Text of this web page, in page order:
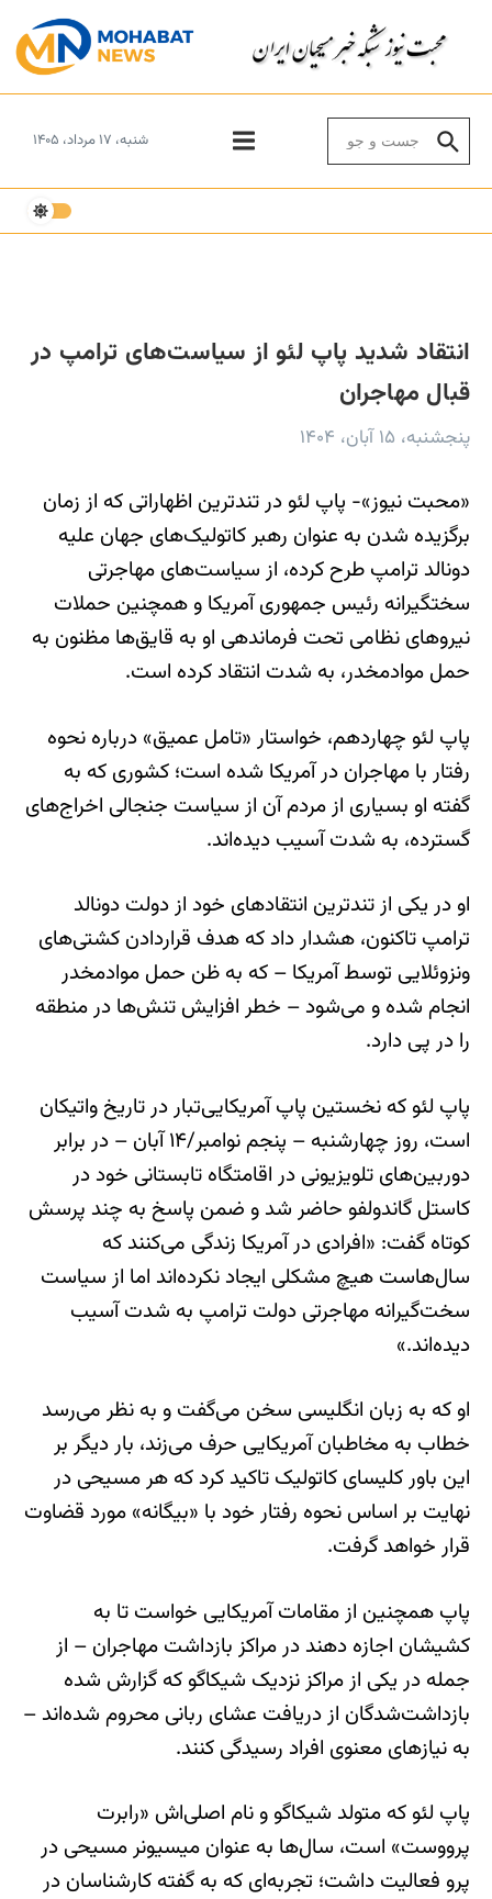
شنبه، ۱۷ مرداد، ۱۴۰۵
انتقاد شدید پاپ لئو از سیاست‌های ترامپ در
قبال مهاجران
پنجشنبه، ۱۵ آبان، ۱۴۰۴
«محبت نیوز»- پاپ لئو در تندترین اظهاراتی که از زمان
برگزیده شدن به عنوان رهبر کاتولیک‌های جهان علیه
دونالد ترامپ طرح کرده، از سیاست‌های مهاجرتی
سختگیرانه رئیس جمهوری آمریکا و همچنین حملات
نیروهای نظامی تحت فرماندهی او به قایق‌ها مظنون به
حمل موادمخدر، به شدت انتقاد کرده است.
پاپ لئو چهاردهم، خواستار «تامل عمیق» درباره نحوه
رفتار با مهاجران در آمریکا شده است؛ کشوری که به
گفته او بسیاری از مردم آن از سیاست جنجالی اخراج‌های
گسترده، به شدت آسیب دیده‌اند.
او در یکی از تندترین انتقادهای خود از دولت دونالد
ترامپ تاکنون، هشدار داد که هدف قراردادن کشتی‌های
ونزوئلایی توسط آمریکا – که به ظن حمل موادمخدر
انجام شده و می‌شود – خطر افزایش تنش‌ها در منطقه
را در پی دارد.
پاپ لئو که نخستین پاپ آمریکایی‌تبار در تاریخ واتیکان
است، روز چهارشنبه – پنجم نوامبر/۱۴ آبان – در برابر
دوربین‌های تلویزیونی در اقامتگاه تابستانی خود در
کاستل گاندولفو حاضر شد و ضمن پاسخ به چند پرسش
کوتاه گفت: «افرادی در آمریکا زندگی می‌کنند که
سال‌هاست هیچ مشکلی ایجاد نکرده‌اند اما از سیاست
سخت‌گیرانه مهاجرتی دولت ترامپ به شدت آسیب
دیده‌اند.»
او که به زبان انگلیسی سخن می‌گفت و به نظر می‌رسد
خطاب به مخاطبان آمریکایی حرف می‌زند، بار دیگر بر
این باور کلیسای کاتولیک تاکید کرد که هر مسیحی در
نهایت بر اساس نحوه رفتار خود با «بیگانه» مورد قضاوت
قرار خواهد گرفت.
پاپ همچنین از مقامات آمریکایی خواست تا به
کشیشان اجازه دهند در مراکز بازداشت مهاجران – از
جمله در یکی از مراکز نزدیک شیکاگو که گزارش شده
بازداشت‌شدگان از دریافت عشای ربانی محروم شده‌اند –
به نیازهای معنوی افراد رسیدگی کنند.
پاپ لئو که متولد شیکاگو و نام اصلی‌اش «رابرت
پرووست» است، سال‌ها به عنوان میسیونر مسیحی در
پرو فعالیت داشت؛ تجربه‌ای که به گفته کارشناسان در